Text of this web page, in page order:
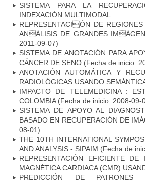
SISTEMA PARA LA
INDEXACIÓN MULTIMODAL
REPRESENTACIÓN DE
ANÁLISIS DE GRANDES
2011-09-07)
SISTEMA DE ANOTACIÓN PARA
CÁNCER DE SENO (Fecha de inicio:
ANOTACIÓN AUTOMÁTICA Y
RADIOLÓGICAS USANDO
IMPACTO DE TELEMEDICINA :
COLOMBIA(Fecha de inicio: 2008-09-
SISTEMA DE APOYO AL
BASADO EN RECUPERACIÓN DE
08-01)
THE 10TH INTERNATIONAL
AND ANALYSIS - SIPAIM (Fecha de
REPRESENTACIÓN EFICIENTE
MAGNÉTICA CARDIACA (CMR)
PREDICCIÓN DE PATRONES